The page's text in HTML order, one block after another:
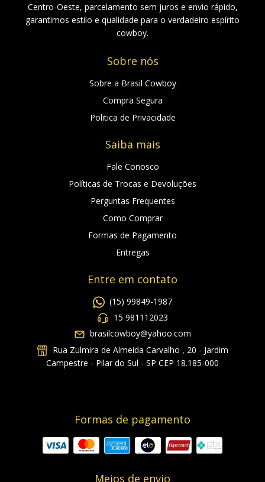
Centro-Oeste, parcelamento sem juros e envio rápido,
garantimos estilo e qualidade para o verdadeiro espírito
cowboy.
Sobre nós
Sobre a Brasil Cowboy
Compra Segura
Politica de Privacidade
Saiba mais
Fale Conosco
Políticas de Trocas e Devoluções
Perguntas Frequentes
Como Comprar
Formas de Pagamento
Entregas
Entre em contato
(15) 99849-1987
15 981112023
brasilcowboy@yahoo.com
Rua Zulmira de Almeida Carvalho , 20 - Jardim
Campestre - Pilar do Sul - SP CEP 18.185-000
Formas de pagamento
Meios de envio